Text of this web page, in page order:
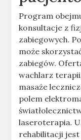
Program
konsultacje z
zabiegowych.
może
zabiegów.
wachlarz
masaże
polem
laseroterapia.
rehabilitacji